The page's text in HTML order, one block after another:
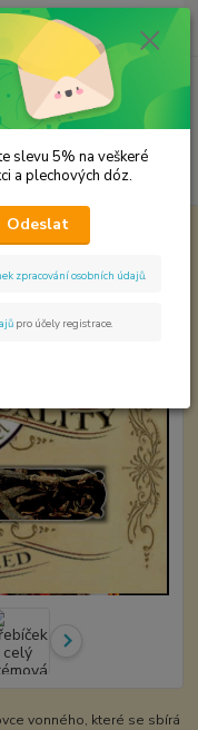
Menu
Hledat
ks
za 0,00 Kč
kvalita
kvalita
vonného, které se sbírá
slevu 5% na veškeré
a plechových dóz.
Odeslat
zpracování osobních údajů
pro účely registrace.